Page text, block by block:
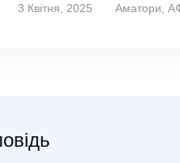
3 Квітня, 2025 Аматори